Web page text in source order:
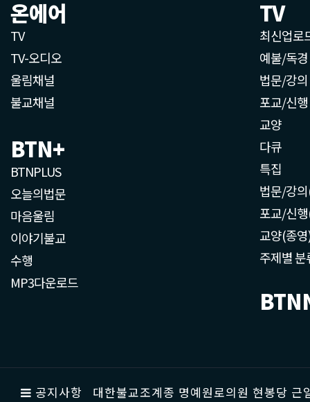
온에어
TV
TV-오디오
울림채널
불교채널
BTN+
BTNPLUS
오늘의법문
마음울림
이야기불교
수행
MP3다운로드
TV
최신업로
예불/독경
법문/강의
포교/신행
교양
다큐
특집
법문/강
포교/신
교양(종
주제별 분
공지사항 대한불교조계종 명예원로의원 현봉당